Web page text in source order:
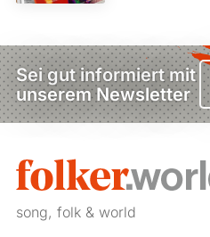
Sei gut informiert mit
unserem Newsletter
song, folk & world